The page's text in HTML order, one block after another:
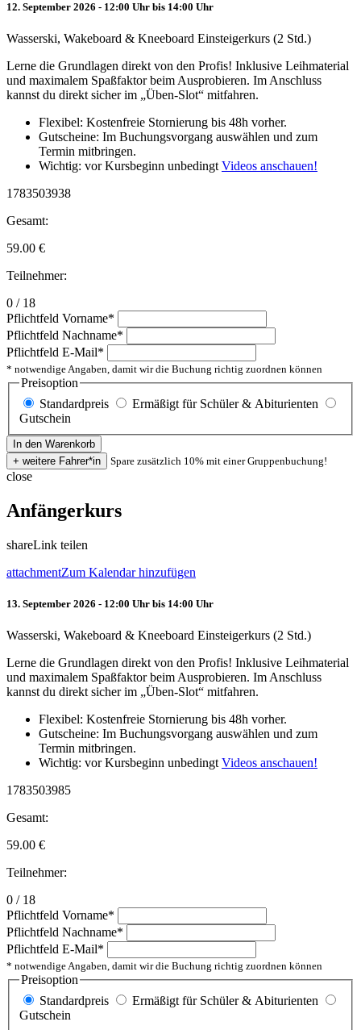
12. September 2026 - 12:00 Uhr bis 14:00 Uhr
Wasserski, Wakeboard & Kneeboard Einsteigerkurs (2 Std.)
Lerne die Grundlagen direkt von den Profis! Inklusive Leihmaterial
und maximalem Spaßfaktor beim Ausprobieren. Im Anschluss
kannst du direkt sicher im „Üben-Slot“ mitfahren.
Flexibel: Kostenfreie Stornierung bis 48h vorher.
Gutscheine: Im Buchungsvorgang auswählen und zum
Termin mitbringen.
Wichtig: vor Kursbeginn unbedingt Videos anschauen!
1783503938
Gesamt:
59.00 €
Teilnehmer:
0 / 18
Pflichtfeld Vorname*
Pflichtfeld Nachname*
Pflichtfeld E-Mail*
* notwendige Angaben, damit wir die Buchung richtig zuordnen können
Preisoption
Standardpreis
Ermäßigt für Schüler & Abiturienten
Gutschein
Spare zusätzlich 10% mit einer Gruppenbuchung!
close
Anfängerkurs
shareLink teilen
attachmentZum Kalendar hinzufügen
13. September 2026 - 12:00 Uhr bis 14:00 Uhr
Wasserski, Wakeboard & Kneeboard Einsteigerkurs (2 Std.)
Lerne die Grundlagen direkt von den Profis! Inklusive Leihmaterial
und maximalem Spaßfaktor beim Ausprobieren. Im Anschluss
kannst du direkt sicher im „Üben-Slot“ mitfahren.
Flexibel: Kostenfreie Stornierung bis 48h vorher.
Gutscheine: Im Buchungsvorgang auswählen und zum
Termin mitbringen.
Wichtig: vor Kursbeginn unbedingt Videos anschauen!
1783503985
Gesamt:
59.00 €
Teilnehmer:
0 / 18
Pflichtfeld Vorname*
Pflichtfeld Nachname*
Pflichtfeld E-Mail*
* notwendige Angaben, damit wir die Buchung richtig zuordnen können
Preisoption
Standardpreis
Ermäßigt für Schüler & Abiturienten
Gutschein